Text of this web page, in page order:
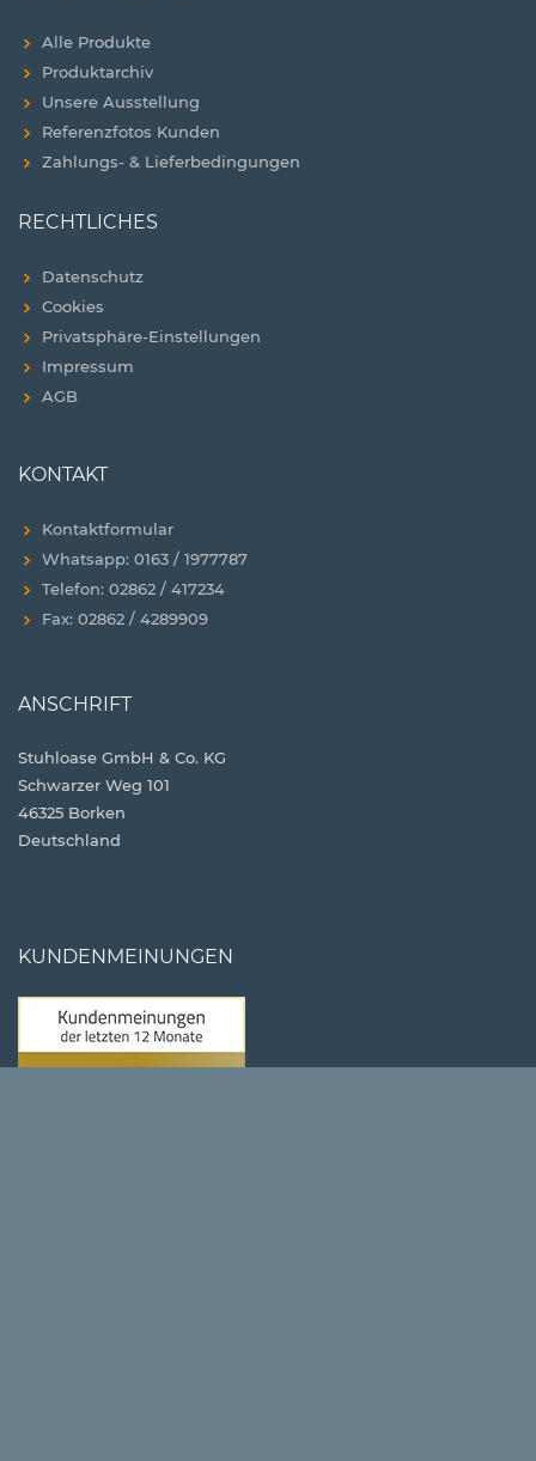
Alle Produkte
Produktarchiv
Unsere Ausstellung
Referenzfotos Kunden
Zahlungs- & Lieferbedingungen
RECHTLICHES
Datenschutz
Cookies
Privatsphäre-Einstellungen
Impressum
AGB
KONTAKT
Kontaktformular
Whatsapp: 0163 / 1977787
Telefon: 02862 / 417234
Fax: 02862 / 4289909
ANSCHRIFT
Stuhloase GmbH & Co. KG
Schwarzer Weg 101
46325 Borken
Deutschland
KUNDENMEINUNGEN